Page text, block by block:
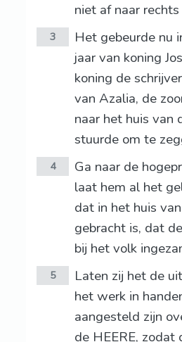
niet af naar
3
Het gebeurde nu
jaar van koning
koning de
van Azalia, de
naar het huis van
stuurde om te
4
Ga naar de
laat hem al het
dat in het huis
gebracht is, dat
bij het volk
5
Laten zij het de
het werk in
aangesteld zijn
de HEERE, zodat